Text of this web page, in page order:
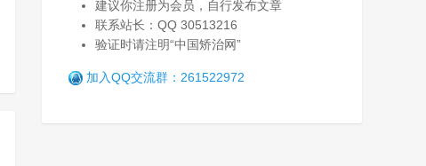
建议你注册为会员，自行发布文章
联系站长：QQ 30513216
验证时请注明“中国矫治网”
加入QQ交流群：261522972